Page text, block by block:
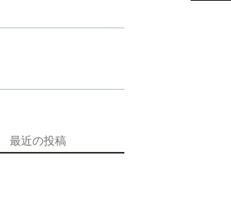
最近の投稿